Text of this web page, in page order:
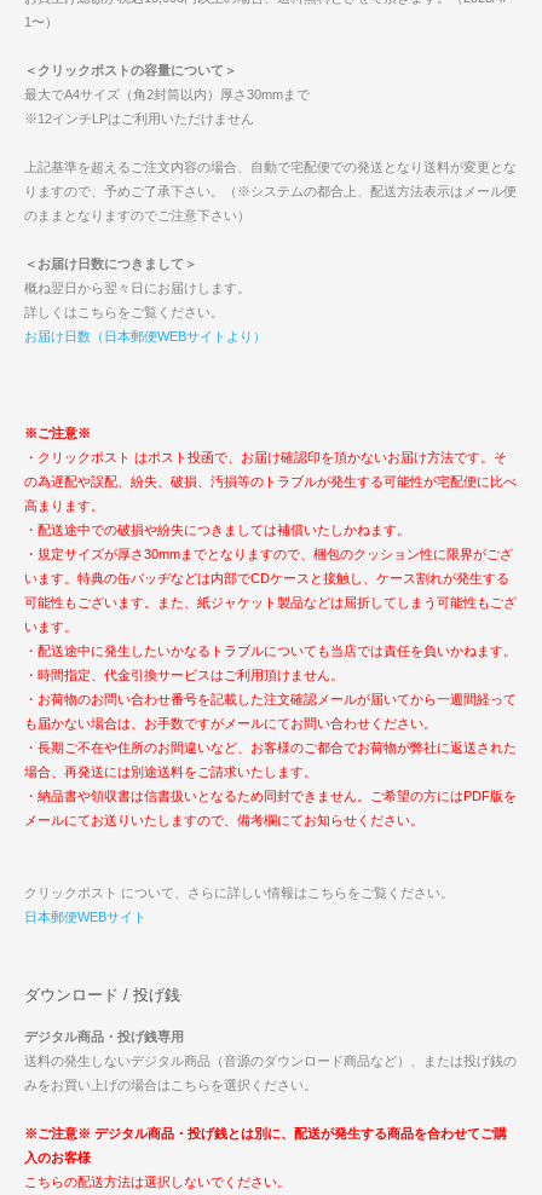
1〜）
＜クリックポストの容量について＞
最大でA4サイズ（角2封筒以内）厚さ30mmまで
※12インチLPはご利用いただけません
上記基準を超えるご注文内容の場合、自動で宅配便での発送となり送料が変更とな
りますので、予めご了承下さい。（※システムの都合上、配送方法表示はメール便
のままとなりますのでご注意下さい）
＜お届け日数につきまして＞
概ね翌日から翌々日にお届けします。
詳しくはこちらをご覧ください。
お届け日数（日本郵便WEBサイトより）
※ご注意※
・クリックポスト はポスト投函で、お届け確認印を頂かないお届け方法です。そ
の為遅配や誤配、紛失、破損、汚損等のトラブルが発生する可能性が宅配便に比べ
高まります。
・配送途中での破損や紛失につきましては補償いたしかねます。
・規定サイズが厚さ30mmまでとなりますので、梱包のクッション性に限界がござ
います。特典の缶バッヂなどは内部でCDケースと接触し、ケース割れが発生する
可能性もございます。また、紙ジャケット製品などは屈折してしまう可能性もござ
います。
・配送途中に発生したいかなるトラブルについても当店では責任を負いかねます。
・時間指定、代金引換サービスはご利用頂けません。
・お荷物のお問い合わせ番号を記載した注文確認メールが届いてから一週間経って
も届かない場合は、お手数ですがメールにてお問い合わせください。
・長期ご不在や住所のお間違いなど、お客様のご都合でお荷物が弊社に返送された
場合、再発送には別途送料をご請求いたします。
・納品書や領収書は信書扱いとなるため同封できません。ご希望の方にはPDF版を
メールにてお送りいたしますので、備考欄にてお知らせください。
クリックポスト について、さらに詳しい情報はこちらをご覧ください。
日本郵便WEBサイト
ダウンロード / 投げ銭
デジタル商品・投げ銭専用
送料の発生しないデジタル商品（音源のダウンロード商品など）、または投げ銭の
みをお買い上げの場合はこちらを選択ください。
※ご注意※ デジタル商品・投げ銭とは別に、配送が発生する商品を合わせてご購
入のお客様
こちらの配送方法は選択しないでください。